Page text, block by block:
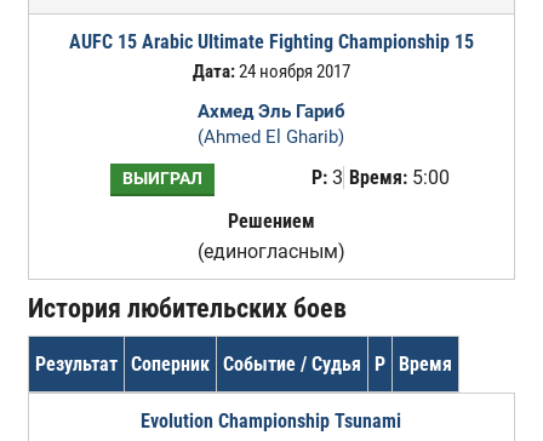
AUFC 15 Arabic Ultimate Fighting Championship 15
Дата:24 ноября 2017
Ахмед Эль Гариб
(Ahmed El Gharib)
ВЫИГРАЛ Р:3 Время:5:00
Решением
(единогласным)
История любительских боев
Результат Соперник Событие / Судья Р Время
Evolution Championship Tsunami